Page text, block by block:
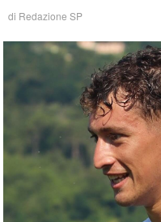
di Redazione SP